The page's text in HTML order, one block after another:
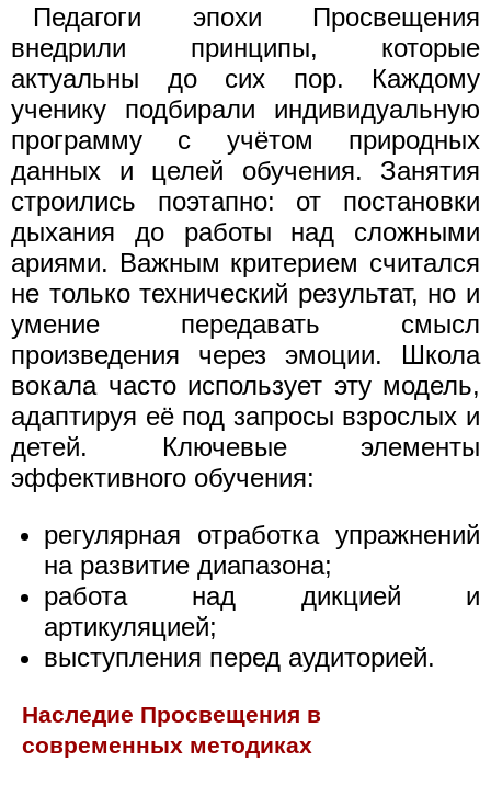
Педагоги эпохи Просвещения
внедрили принципы, которые
актуальны до сих пор. Каждому
ученику подбирали индивидуальную
программу с учётом природных
данных и целей обучения. Занятия
строились поэтапно: от постановки
дыхания до работы над сложными
ариями. Важным критерием считался
не только технический результат, но и
умение передавать смысл
произведения через эмоции. Школа
вокала часто использует эту модель,
адаптируя её под запросы взрослых и
детей. Ключевые элементы
эффективного обучения:
регулярная отработка упражнений
на развитие диапазона;
работа над дикцией и
артикуляцией;
выступления перед аудиторией.
Наследие Просвещения в
современных методиках